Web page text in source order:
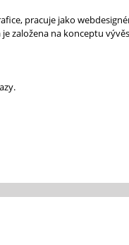
pracuje jako
založena na konceptu